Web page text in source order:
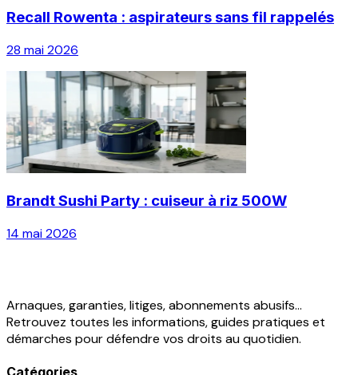
Recall Rowenta : aspirateurs sans fil rappelés
28 mai 2026
Brandt Sushi Party : cuiseur à riz 500W
14 mai 2026
Arnaques, garanties, litiges, abonnements abusifs...
Retrouvez toutes les informations, guides pratiques et
démarches pour défendre vos droits au quotidien.